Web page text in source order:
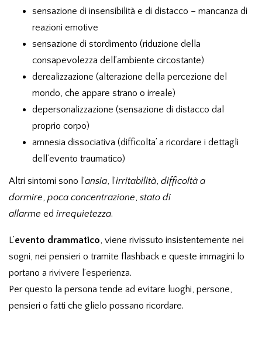
sensazione di insensibilità e di distacco – mancanza di
reazioni emotive
sensazione di stordimento (riduzione della
consapevolezza dell’ambiente circostante)
derealizzazione (alterazione della percezione del
mondo, che appare strano o irreale)
depersonalizzazione (sensazione di distacco dal
proprio corpo)
amnesia dissociativa (difficolta’ a ricordare i dettagli
dell’evento traumatico)
Altri sintomi sono l’ansia, l’irritabilità, difficoltà a
dormire, poca concentrazione, stato di
allarme ed irrequietezza.
L’evento drammatico , viene rivissuto insistentemente nei
sogni, nei pensieri o tramite flashback e queste immagini lo
portano a rivivere l’esperienza.
Per questo la persona tende ad evitare luoghi, persone,
pensieri o fatti che glielo possano ricordare.